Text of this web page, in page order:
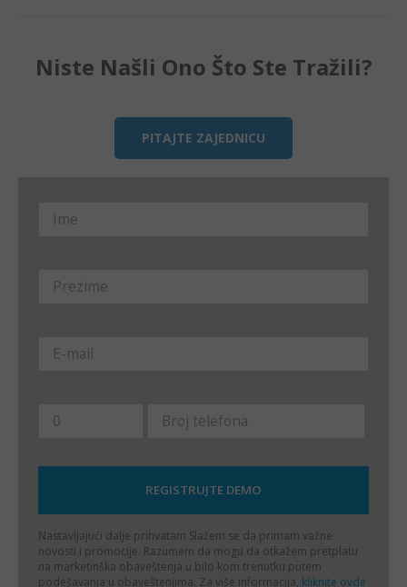
Niste Našli Ono Što Ste Tražili?
PITAJTE ZAJEDNICU
Nastavljajući dalje prihvatam Slažem se da primam važne
novosti i promocije. Razumem da mogu da otkažem pretplatu
na marketinška obaveštenja u bilo kom trenutku putem
podešavanja u obaveštenjima. Za više informacija, kliknite ovde